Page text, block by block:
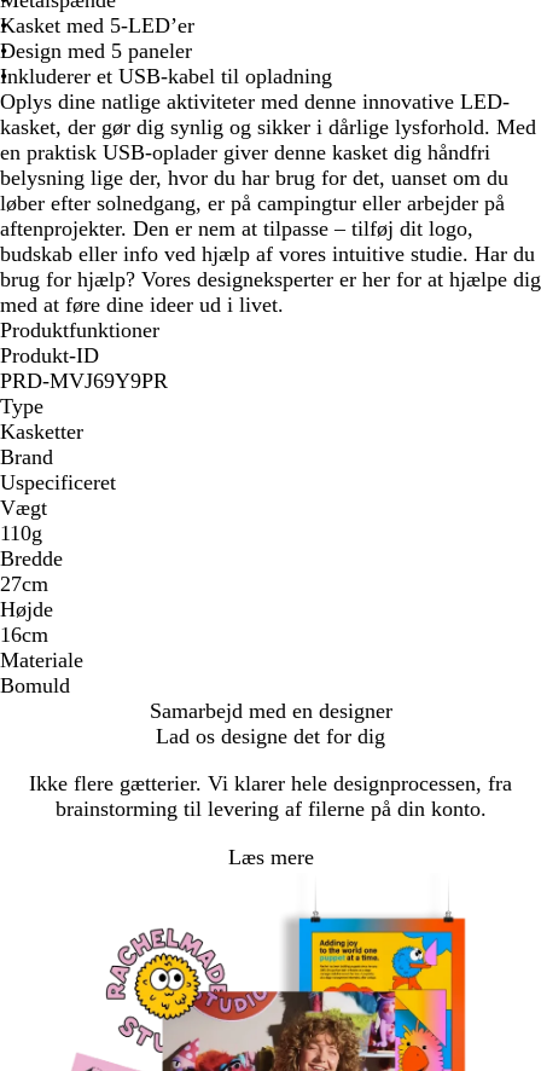
Kasket med 5-LED’er
Design med 5 paneler
Inkluderer et USB-kabel til opladning
Oplys dine natlige aktiviteter med denne innovative LED-
kasket, der gør dig synlig og sikker i dårlige lysforhold. Med
en praktisk USB-oplader giver denne kasket dig håndfri
belysning lige der, hvor du har brug for det, uanset om du
løber efter solnedgang, er på campingtur eller arbejder på
aftenprojekter. Den er nem at tilpasse – tilføj dit logo,
budskab eller info ved hjælp af vores intuitive studie. Har du
brug for hjælp? Vores designeksperter er her for at hjælpe dig
med at føre dine ideer ud i livet.
Produktfunktioner
Produkt-ID
PRD-MVJ69Y9PR
Type
Kasketter
Brand
Uspecificeret
Vægt
110g
Bredde
27cm
Højde
16cm
Materiale
Bomuld
Samarbejd med en designer
Lad os designe det for dig
Ikke flere gætterier. Vi klarer hele designprocessen, fra
brainstorming til levering af filerne på din konto.
Læs mere